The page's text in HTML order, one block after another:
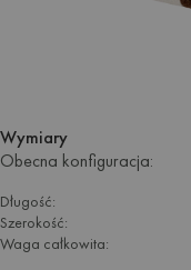
Wymiary
Obecna konfiguracja:
Długość:
Szerokość:
Waga całkowita: